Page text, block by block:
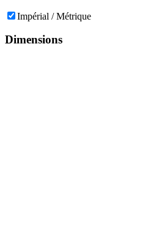
Impérial / Métrique
Dimensions